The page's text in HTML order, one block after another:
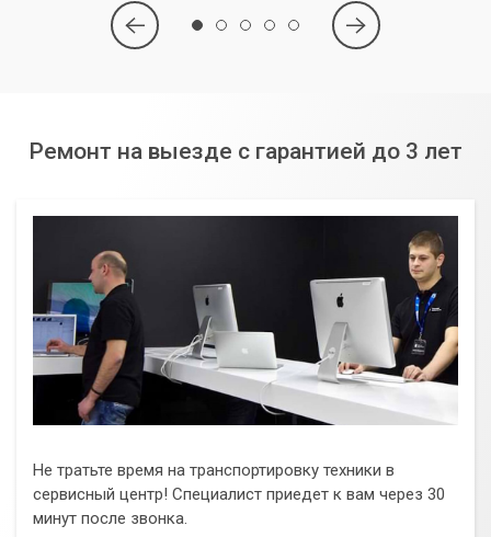
Ремонт на выезде с гарантией до 3 лет
Не тратьте время на транспортировку техники в
сервисный центр! Специалист приедет к вам через 30
минут после звонка.